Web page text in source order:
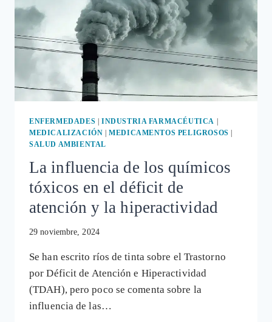
ENFERMEDADES | INDUSTRIA FARMACÉUTICA |
MEDICALIZACIÓN |MEDICAMENTOS PELIGROSOS |
SALUD AMBIENTAL
La influencia de los químicos
tóxicos en el déficit de
atención y la hiperactividad
29 noviembre, 2024
Se han escrito ríos de tinta sobre el Trastorno
por Déficit de Atención e Hiperactividad
(TDAH), pero poco se comenta sobre la
influencia de las…